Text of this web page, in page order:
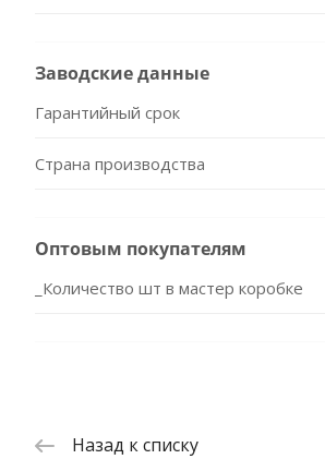
Заводские данные
Гарантийный срок
Страна производства
Оптовым покупателям
_Количество шт в мастер коробке
Назад к списку